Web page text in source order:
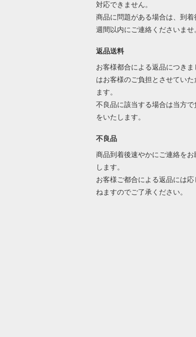
対応できません。
商品に問題がある場合は、到着
週間以内にご連絡くださいませ
返品送料
お客様都合による返品につきま
はお客様のご負担とさせていた
ます。
不良品に該当する場合は当方で
をいたします。
不良品
商品到着後速やかにご連絡をお
します。
お客様ご都合による返品には応
ねますのでご了承ください。